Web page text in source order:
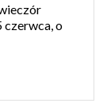
czerwca, o